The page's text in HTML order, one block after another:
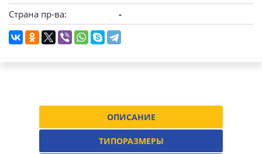
Страна пр-ва:
-
ОПИСАНИЕ
ТИПОРАЗМЕРЫ